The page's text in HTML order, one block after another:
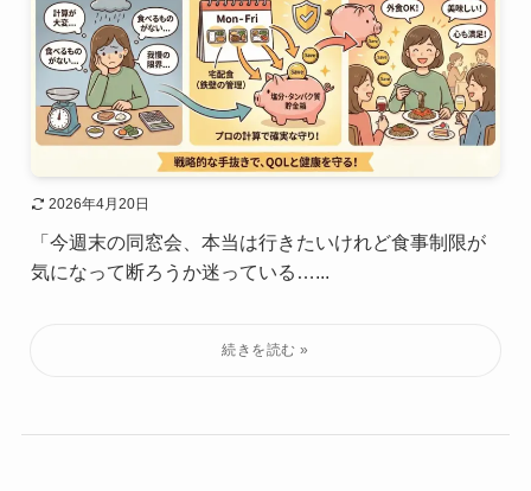
2026年4月20日
「今週末の同窓会、本当は行きたいけれど食事制限が
気になって断ろうか迷っている…...